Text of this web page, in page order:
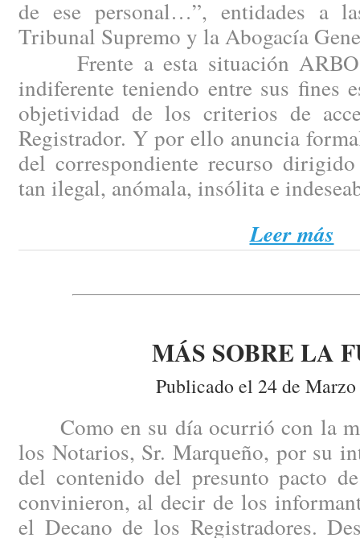
de ese personal…”, entidades a
Tribunal Supremo y la Abogacía
Frente a esta situación ARBO
indiferente teniendo entre sus fines
objetividad de los criterios de
Registrador. Y por ello anuncia
del correspondiente recurso
tan ilegal, anómala, insólita e
Leer más
MÁS SOBRE LA
Publicado el 24 de
Como en su día ocurrió con la
los Notarios, Sr. Marqueño, por su
del contenido del presunto pacto
convinieron, al decir de los
el Decano de los Registradores.